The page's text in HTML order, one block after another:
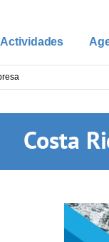
Actividades
Costa